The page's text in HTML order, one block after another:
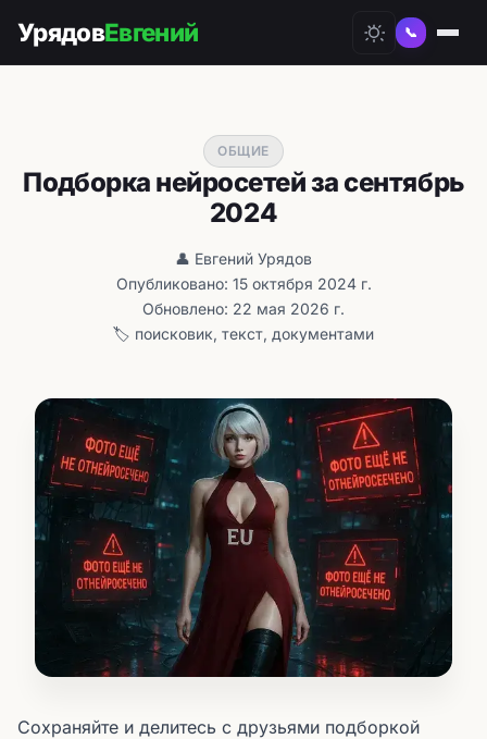
УрядовЕвгений 📞
ОБЩИЕ
Подборка нейросетей за сентябрь
2024
👤 Евгений Урядов
Опубликовано: 15 октября 2024 г.
Обновлено: 22 мая 2026 г.
🏷️ поисковик, текст, документами
Сохраняйте и делитесь с друзьями подборкой